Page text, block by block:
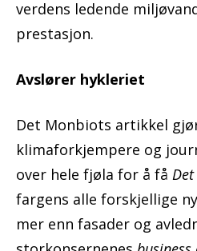
verdens ledende
prestasjon.
Avslører hykleriet
Det Monbiots artikkel
klimaforkjempere og
over hele fjøla for å få
fargens alle forskjellige
mer enn fasader og